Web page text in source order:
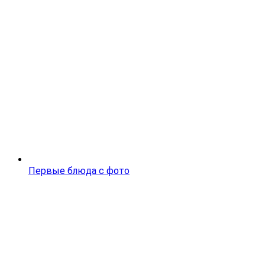
Первые блюда с фото